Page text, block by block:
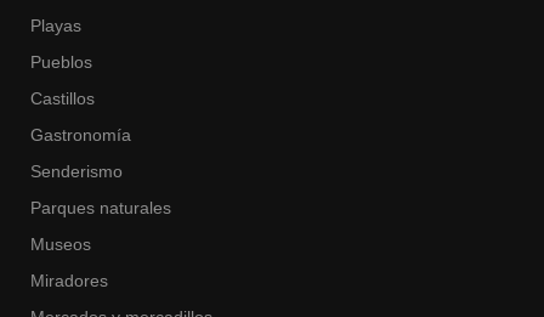
Playas
Pueblos
Castillos
Gastronomía
Senderismo
Parques naturales
Museos
Miradores